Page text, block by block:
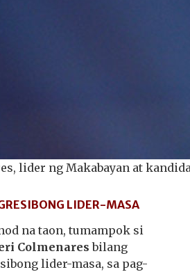
lider ng Makabayan at
LIDER-MASA
na taon, tumampok si
Colmenaresbilang
lider-masa, sa pag-